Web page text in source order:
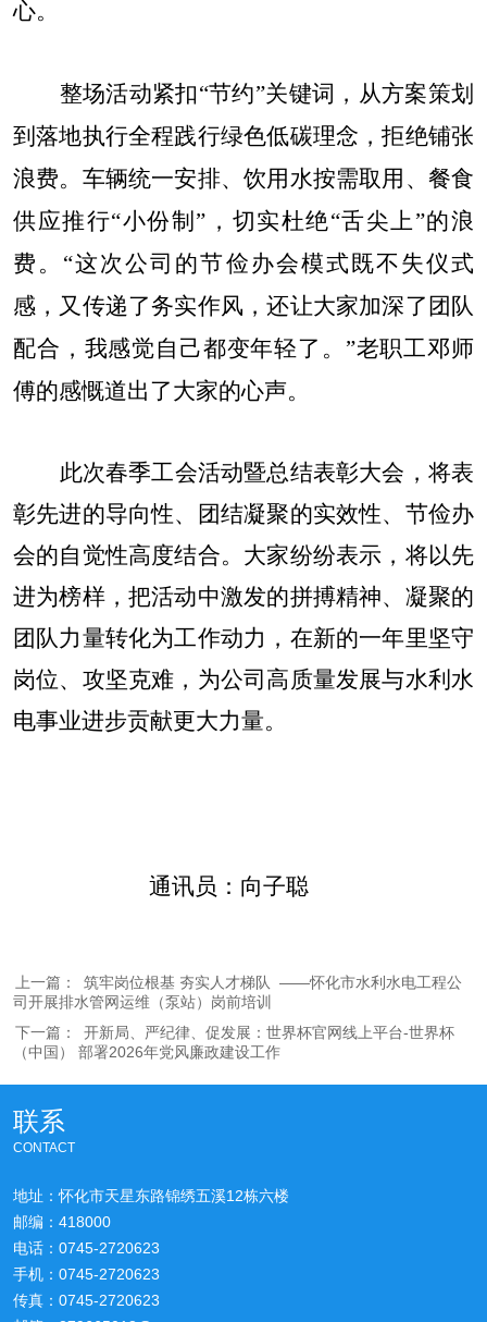
心。
整场活动紧扣“节约”关键词，从方案策划
到落地执行全程践行绿色低碳理念，拒绝铺张
浪费。车辆统一安排、饮用水按需取用、餐食
供应推行“小份制”，切实杜绝“舌尖上”的浪
费。“这次公司的节俭办会模式既不失仪式
感，又传递了务实作风，还让大家加深了团队
配合，我感觉自己都变年轻了。”老职工邓师
傅的感慨道出了大家的心声。​
此次春季工会活动暨总结表彰大会，将表
彰先进的导向性、团结凝聚的实效性、节俭办
会的自觉性高度结合。大家纷纷表示，将以先
进为榜样，把活动中激发的拼搏精神、凝聚的
团队力量转化为工作动力，在新的一年里坚守
岗位、攻坚克难，为公司高质量发展与水利水
电事业进步贡献更大力量。
通讯员：向子聪
上一篇：
筑牢岗位根基 夯实人才梯队 ​ ——怀化市水利水电工程公
司开展排水管网运维（泵站）岗前培训
下一篇：
开新局、严纪律、促发展：世界杯官网线上平台-世界杯
（中国） 部署2026年党风廉政建设工作
联系
CONTACT
地址：怀化市天星东路锦绣五溪12栋六楼
邮编：418000
电话：0745-2720623
手机：0745-2720623
传真：0745-2720623